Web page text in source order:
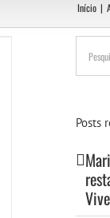
Início |
para:
Posts